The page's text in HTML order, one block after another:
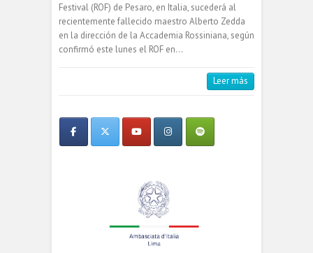
Festival (ROF) de Pesaro, en Italia, sucederá al
recientemente fallecido maestro Alberto Zedda
en la dirección de la Accademia Rossiniana, según
confirmó este lunes el ROF en…
Leer más